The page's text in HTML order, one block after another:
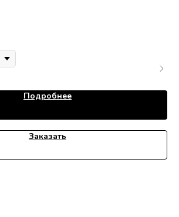
Подробнее
Заказать